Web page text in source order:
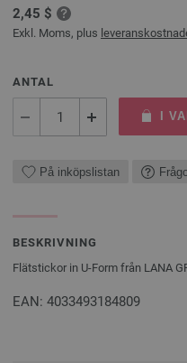
2,45 $
Exkl. Moms, plus
ANTAL
I
På inköpslistan
BESKRIVNING
Flätstickor in U-Form från LANA
EAN: 4033493184809